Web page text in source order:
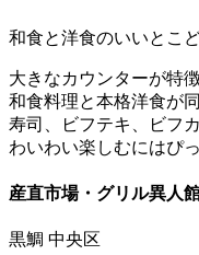
和食と洋食のいいとこ
大きなカウンターが特
和食料理と本格洋食が
寿司、ビフテキ、ビフ
わいわい楽しむにはぴっ
産直市場・グリル異人
黒鯛 中央区